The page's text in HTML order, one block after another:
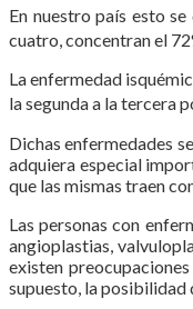
En nuestro país esto
cuatro, concentran el
La enfermedad
la segunda a la tercera
Dichas enfermedades
adquiera especial
que las mismas traen
Las personas con
angioplastias,
existen
supuesto, la posibilidad